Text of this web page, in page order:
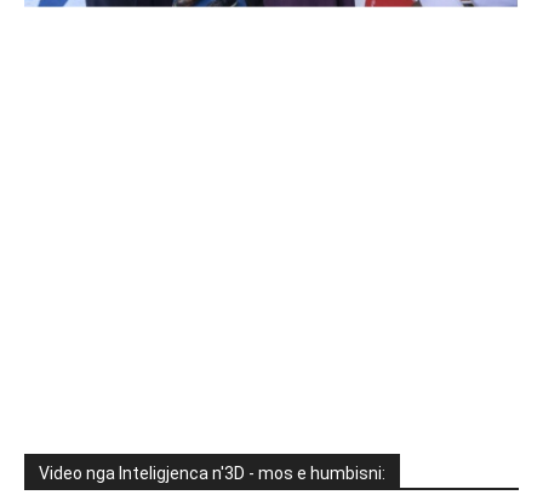
Video nga Inteligjenca n'3D - mos e humbisni: